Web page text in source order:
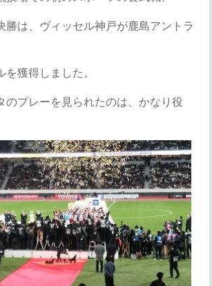
勝は、ヴィッセル神戸が鹿島アントラ
を獲得しました。
のプレーを見られたのは、かなり役